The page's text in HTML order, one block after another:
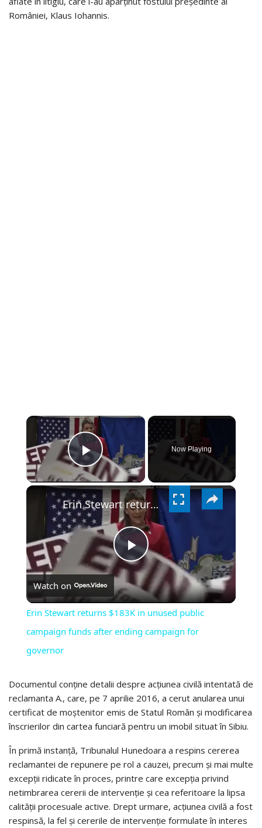
României, Klaus Iohannis.
×
PLAY
VIDEO
Now Playing
×
PLAY
VIDEO
Erin Stewart returns $183K in unused public campaign funds after ending campaign for governor
Watch on
Erin Stewart returns $183K in unused public
campaign funds after ending campaign for
governor
Documentul conține detalii despre acțiunea civilă intentată de
reclamanta A., care, pe 7 aprilie 2016, a cerut anularea unui
certificat de moștenitor emis de Statul Român și modificarea
înscrierilor din cartea funciară pentru un imobil situat în Sibiu.
În primă instanță, Tribunalul Hunedoara a respins cererea
reclamantei de repunere pe rol a cauzei, precum și mai multe
excepții ridicate în proces, printre care excepția privind
netimbrarea cererii de intervenție și cea referitoare la lipsa
calității procesuale active. Drept urmare, acțiunea civilă a fost
respinsă, la fel și cererile de intervenție formulate în interes